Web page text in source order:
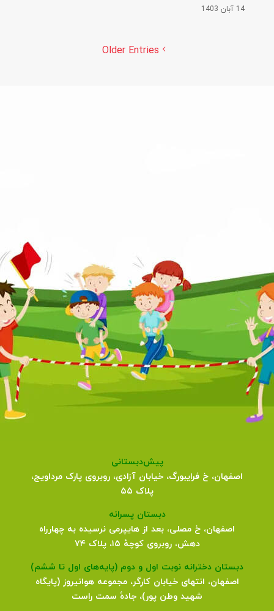
14 آبان 1403
Older Entries
پیش‌دبستانی
اصفهان، خ فرایبورگ، خیابان آزادی، روبروی پارک مرداویج،
پلاک ۵۵
دبستان پسرانه
اصفهان، خ مصلی، بعد از هایپرمی نرسیده به چهارراه
دهش، روبروی کوچهٔ ۱۵، پلاک ۷۴
دبستان دخترانه نوبت اول و دوم (پایه‌های اول تا ششم)
اصفهان، انتهای خیابان کارگر، مجموعه هوانیروز (پایگاه
شهید وطن پور)، جادهٔ سمت راست